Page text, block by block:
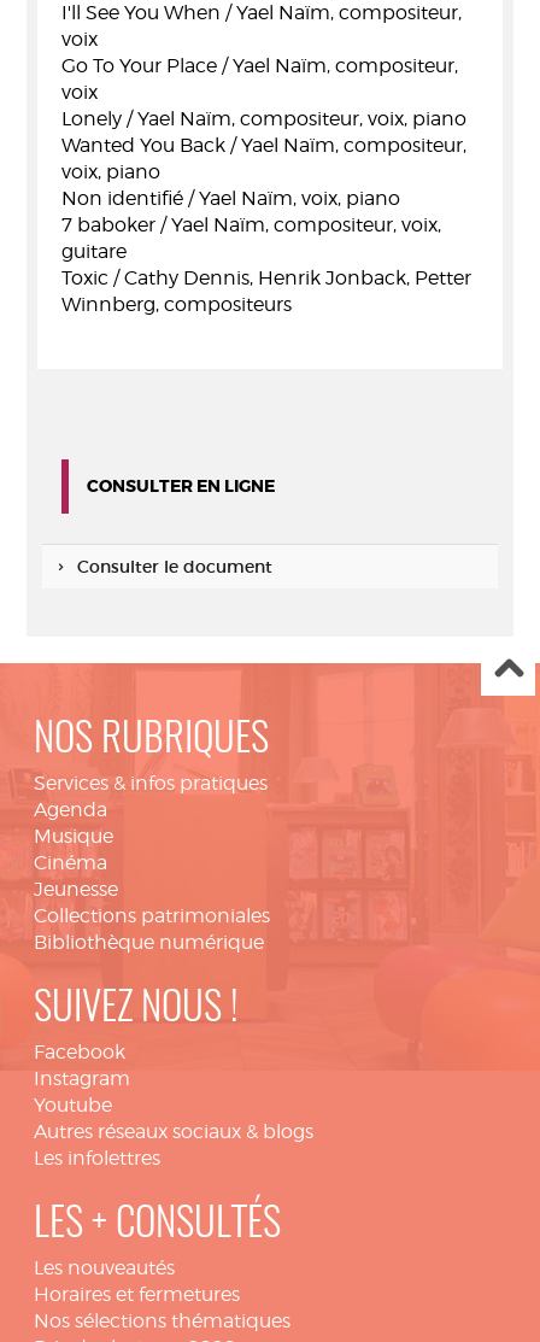
I'll See You When / Yael Naïm, compositeur,
voix
Go To Your Place / Yael Naïm, compositeur,
voix
Lonely / Yael Naïm, compositeur, voix, piano
Wanted You Back / Yael Naïm, compositeur,
voix, piano
Non identifié / Yael Naïm, voix, piano
7 baboker / Yael Naïm, compositeur, voix,
guitare
Toxic / Cathy Dennis, Henrik Jonback, Petter
Winnberg, compositeurs
CONSULTER EN LIGNE
Consulter le document
NOS RUBRIQUES
Services & infos pratiques
Agenda
Musique
Cinéma
Jeunesse
Collections patrimoniales
Bibliothèque numérique
SUIVEZ NOUS !
Facebook
Instagram
Youtube
Autres réseaux sociaux & blogs
Les infolettres
LES + CONSULTÉS
Les nouveautés
Horaires et fermetures
Nos sélections thématiques